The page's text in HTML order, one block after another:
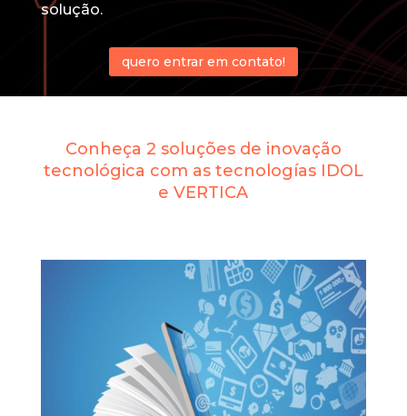
solução.
quero entrar em contato!
Conheça 2 soluções de inovação
tecnológica com as tecnologías IDOL
e VERTICA